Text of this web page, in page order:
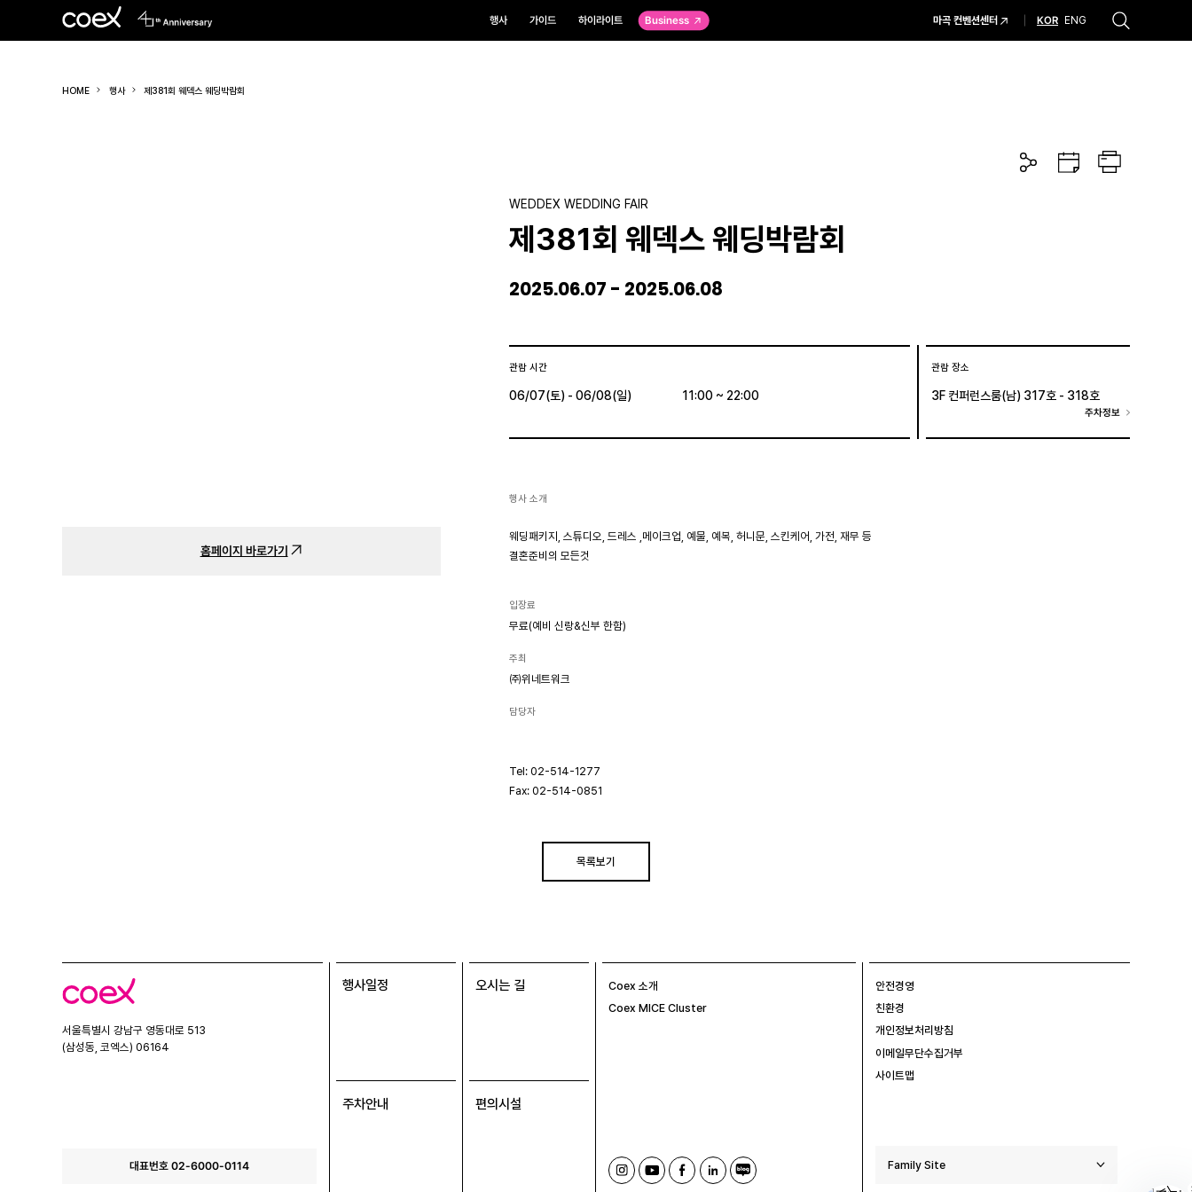
행사 가이드 하이라이트 Business 마곡 컨벤션센터 KOR ENG
HOME 행사 제381회 웨덱스 웨딩박람회
홈페이지 바로가기
WEDDEX WEDDING FAIR
제381회 웨덱스 웨딩박람회
2025.06.07 - 2025.06.08
관람 시간
06/07(토) - 06/08(일) 11:00 ~ 22:00
관람 장소
3F 컨퍼런스룸(남) 317호 - 318호
주차정보
행사 소개
웨딩패키지, 스튜디오, 드레스 ,메이크업, 예물, 예복, 허니문, 스킨케어, 가전, 재무 등
결혼준비의 모든것
입장료
무료(예비 신랑&신부 한함)
주최
㈜위네트워크
담당자
Tel: 02-514-1277
Fax: 02-514-0851
목록보기
코
엑
서울특별시 강남구 영동대로 513
(삼성동, 코엑스) 06164
대표번호 02-6000-0114
행사일정 오시는 길
주차안내 편의시설
Coex 소개
Coex MICE Cluster
인
스
유
튜
페
이
링
크
블
로
안전경영
친환경
개인정보처리방침
이메일무단수집거부
사이트맵
Family Site